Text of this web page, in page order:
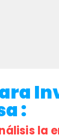
:
la